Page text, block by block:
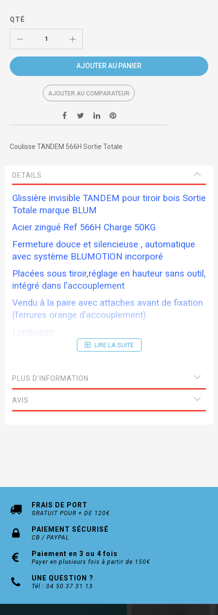
QTÉ
AJOUTER AU PANIER
AJOUTER AU COMPARATEUR
Coulisse TANDEM 566H Sortie Totale
DETAILS
Glissière invisible TANDEM pour tiroir bois Sortie
Totale marque BLUM
Acier zingué Ref 566H Charge 50KG
Fermeture douce et silencieuse , automatique
avec système BLUMOTION incorporé
Placées sous tiroir,réglage en hauteur sans outil,
intégré dans l'accouplement
Vendu à la paire avec attaches avant de fixation
(ferrures orange d'accouplement)
Longueurs
566H55 550mm
566H60 600mm
LIRE LA SUITE
PLUS D’INFORMATION
AVIS
FRAIS DE PORT
GRATUIT POUR + DE 120€
PAIEMENT SÉCURISÉ
CB / PAYPAL
Paiement en 3 ou 4 fois
Payer en plusieurs fois à partir de 150€
UNE QUESTION ?
Tél : 04 50 37 31 13